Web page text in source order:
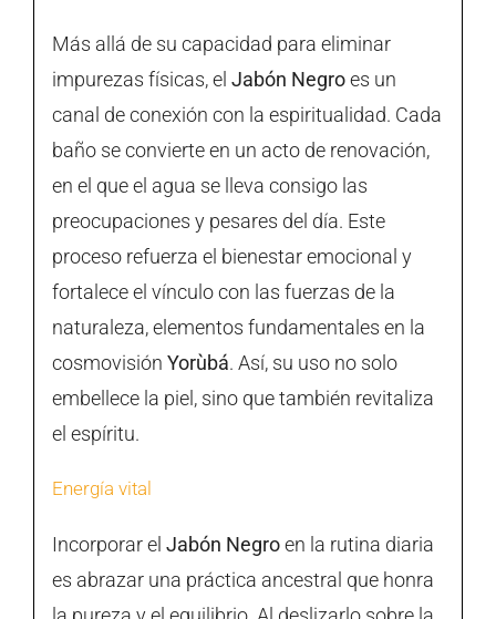
Más allá de su capacidad para eliminar
impurezas físicas, el Jabón Negroes un
canal de conexión con la espiritualidad. Cada
baño se convierte en un acto de renovación,
en el que el agua se lleva consigo las
preocupaciones y pesares del día. Este
proceso refuerza el bienestar emocional y
fortalece el vínculo con las fuerzas de la
naturaleza, elementos fundamentales en la
cosmovisión Yorùbá. Así, su uso no solo
embellece la piel, sino que también revitaliza
el espíritu.
Energía vital
Incorporar el Jabón Negroen la rutina diaria
es abrazar una práctica ancestral que honra